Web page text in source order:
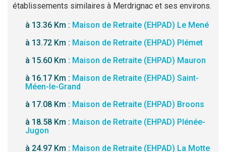
établissements similaires à Merdrignac et ses environs.
à 13.36 Km : Maison de Retraite (EHPAD) Le Mené
à 13.72 Km : Maison de Retraite (EHPAD) Plémet
à 15.60 Km : Maison de Retraite (EHPAD) Mauron
à 16.17 Km : Maison de Retraite (EHPAD) Saint-
Méen-le-Grand
à 17.08 Km : Maison de Retraite (EHPAD) Broons
à 18.58 Km : Maison de Retraite (EHPAD) Plénée-
Jugon
à 24.97 Km : Maison de Retraite (EHPAD) La Motte